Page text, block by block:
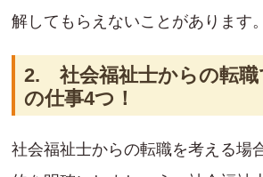
解してもらえないことがあります。
2. 社会福祉士からの転職
の仕事4つ！
社会福祉士からの転職を考える場